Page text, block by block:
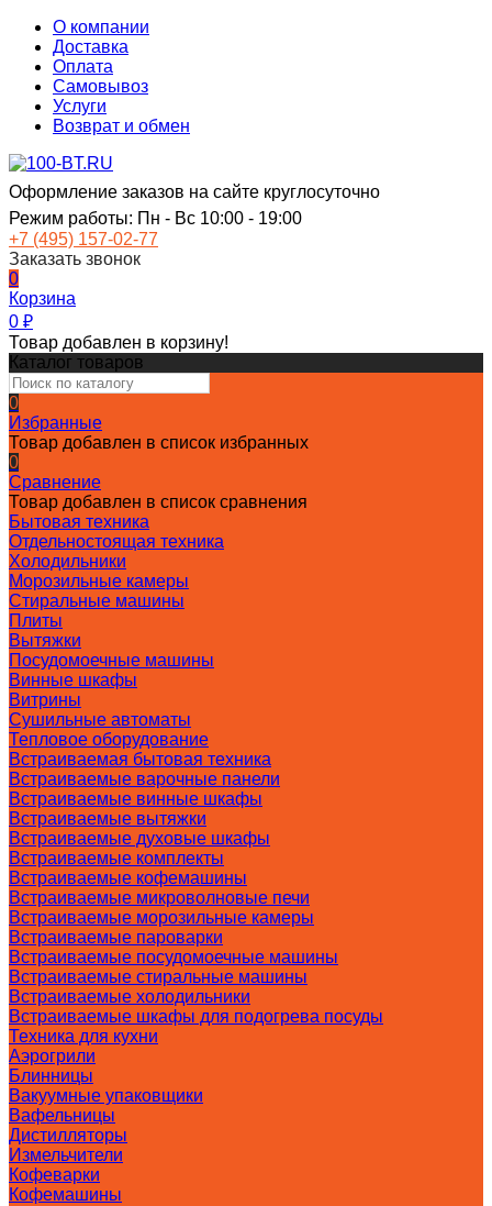
О компании
Доставка
Оплата
Самовывоз
Услуги
Возврат и обмен
Оформление заказов на сайте круглосуточно
Режим работы: Пн - Вс 10:00 - 19:00
+7 (495) 157-02-77
Заказать звонок
0
Корзина
0 ₽
Товар добавлен в корзину!
Каталог товаров
0
Избранные
Товар добавлен в список избранных
0
Сравнение
Товар добавлен в список сравнения
Бытовая техника
Отдельностоящая техника
Холодильники
Морозильные камеры
Стиральные машины
Плиты
Вытяжки
Посудомоечные машины
Винные шкафы
Витрины
Сушильные автоматы
Тепловое оборудование
Встраиваемая бытовая техника
Встраиваемые варочные панели
Встраиваемые винные шкафы
Встраиваемые вытяжки
Встраиваемые духовые шкафы
Встраиваемые комплекты
Встраиваемые кофемашины
Встраиваемые микроволновые печи
Встраиваемые морозильные камеры
Встраиваемые пароварки
Встраиваемые посудомоечные машины
Встраиваемые стиральные машины
Встраиваемые холодильники
Встраиваемые шкафы для подогрева посуды
Техника для кухни
Аэрогрили
Блинницы
Вакуумные упаковщики
Вафельницы
Дистилляторы
Измельчители
Кофеварки
Кофемашины